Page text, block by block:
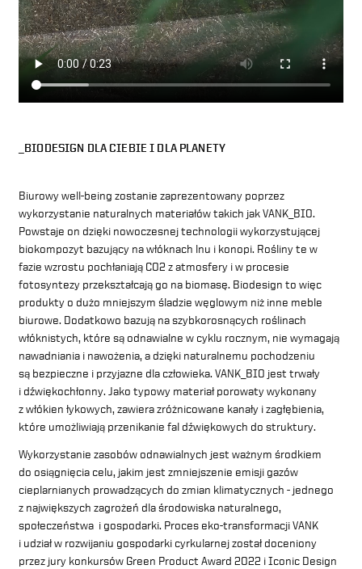
_BIODESIGN DLA CIEBIE I DLA PLANETY
Biurowy well-being zostanie zaprezentowany poprzez
wykorzystanie naturalnych materiałów takich jak VANK_BIO.
Powstaje on dzięki nowoczesnej technologii wykorzystującej
biokompozyt bazujący na włóknach lnu i konopi. Rośliny te w
fazie wzrostu pochłaniają CO2 z atmosfery i w procesie
fotosyntezy przekształcają go na biomasę. Biodesign to więc
produkty o dużo mniejszym śladzie węglowym niż inne meble
biurowe. Dodatkowo bazują na szybkorosnących roślinach
włóknistych, które są odnawialne w cyklu rocznym, nie wymagają
nawadniania i nawożenia, a dzięki naturalnemu pochodzeniu
są bezpieczne i przyjazne dla człowieka. VANK_BIO jest trwały
i dźwiękochłonny. Jako typowy materiał porowaty wykonany
z włókien łykowych, zawiera zróżnicowane kanały i zagłębienia,
które umożliwiają przenikanie fal dźwiękowych do struktury.
Wykorzystanie zasobów odnawialnych jest ważnym środkiem
do osiągnięcia celu, jakim jest zmniejszenie emisji gazów
cieplarnianych prowadzących do zmian klimatycznych - jednego
z największych zagrożeń dla środowiska naturalnego,
społeczeństwa i gospodarki. Proces eko-transformacji VANK
i udział w rozwijaniu gospodarki cyrkularnej został doceniony
przez jury konkursów Green Product Award 2022 i Iconic Design